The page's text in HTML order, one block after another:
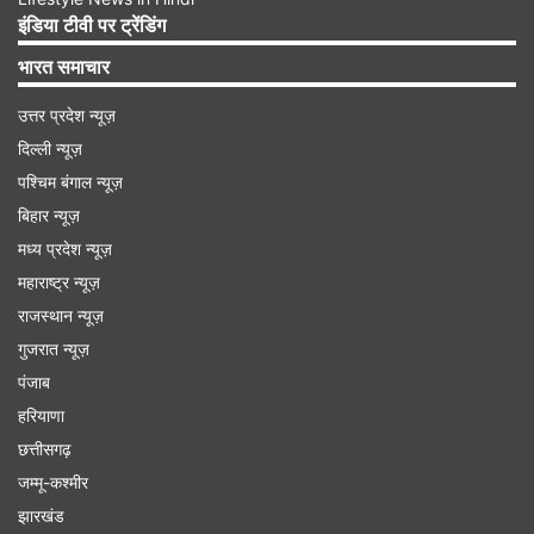
आए यूथ शो 'मिले जब हम तुम' में नुपुर का किरदार निभाकर
मिली और फिर 'हिटलर दीदी' में इंदिरा का किरदार भी काफी
हिट रहा।
इंडिया टीवी पर ट्रेंडिंग
भारत समाचार
उत्तर प्रदेश न्यूज़
दिल्ली न्यूज़
पश्चिम बंगाल न्यूज़
बिहार न्यूज़
मध्य प्रदेश न्यूज़
महाराष्ट्र न्यूज़
राजस्थान न्यूज़
गुजरात न्यूज़
पंजाब
हरियाणा
छत्तीसगढ़
जम्मू-कश्मीर
झारखंड